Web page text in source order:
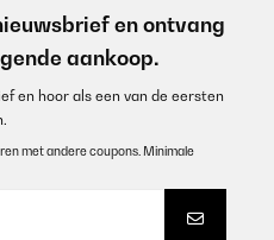
en ontvang
aankoop.
en hoor als een van de eersten
met andere coupons. Minimale